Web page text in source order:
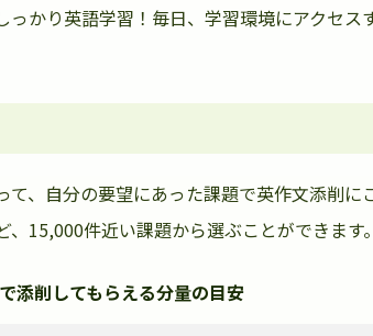
っかり英語学習！毎日、学習環境にアクセス
て、自分の要望にあった課題で英作文添削に
、15,000件近い課題から選ぶことができます
添削してもらえる分量の目安